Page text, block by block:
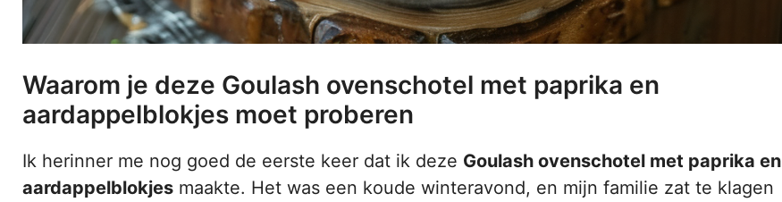
Waarom je deze Goulash ovenschotel met paprika en
aardappelblokjes moet proberen
Ik herinner me nog goed de eerste keer dat ik deze Goulash ovenschotel met paprika en
aardappelblokjes maakte. Het was een koude winteravond, en mijn familie zat te klagen